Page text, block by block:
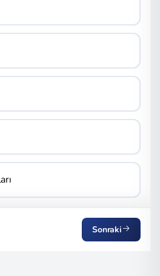
Sonraki